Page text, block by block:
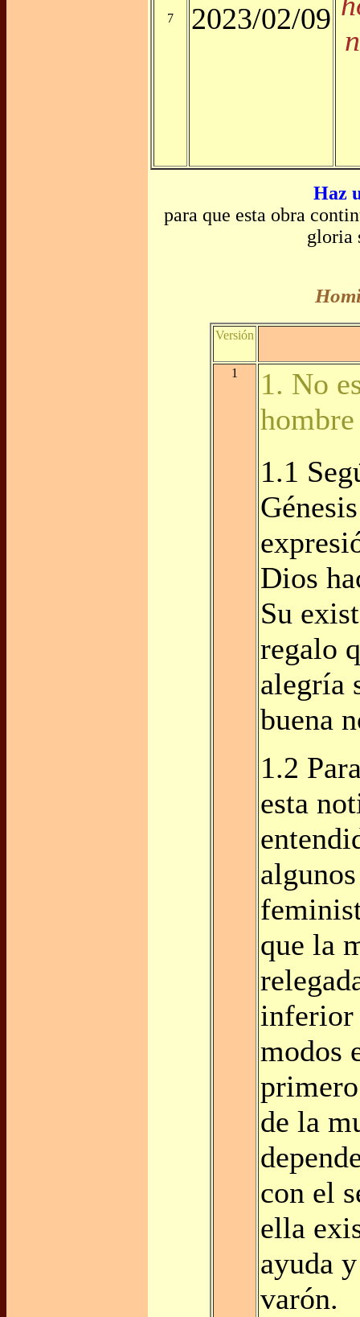
7 2023/02/09
Haz
para que esta obra
gloria
Versión
1
1. No
1.1
Dios
Su
regalo
alegría
buena
1.2
esta
que la
inferior
modos
de la
con el
ella
ayuda
varón.